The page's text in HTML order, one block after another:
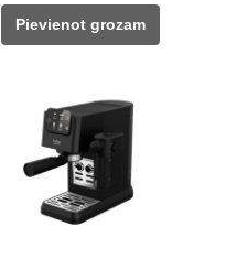
was:
838,00 €.
499,00 €.
Pievienot grozam